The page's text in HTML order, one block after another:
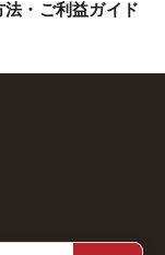
法・ご利益ガイド